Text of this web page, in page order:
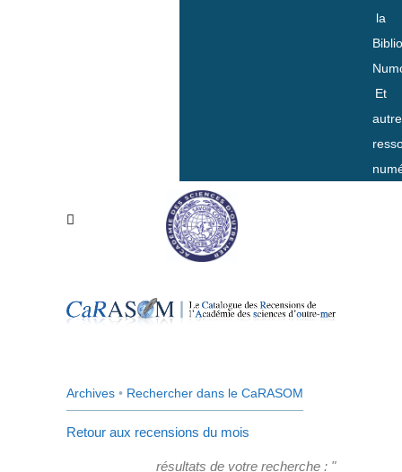
la
Et
Archives • Rechercher dans le CaRASOM
Retour aux recensions du mois
résultats de votre recherche : "